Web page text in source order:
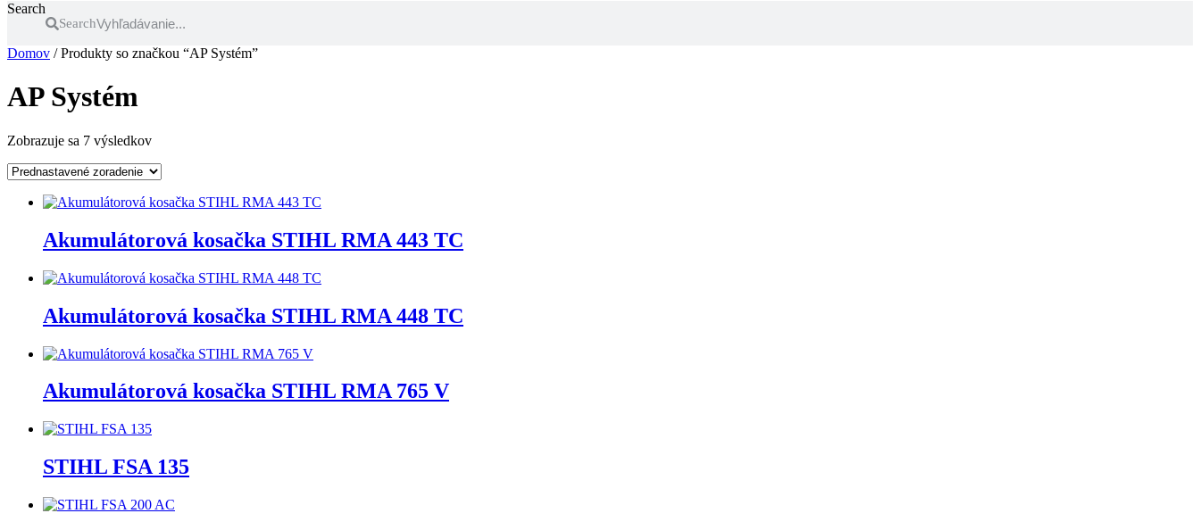
Search
Search
Domov / Produkty so značkou “AP Systém”
AP Systém
Zobrazuje sa 7 výsledkov
Akumulátorová kosačka STIHL RMA 443 TC
Akumulátorová kosačka STIHL RMA 448 TC
Akumulátorová kosačka STIHL RMA 765 V
STIHL FSA 135